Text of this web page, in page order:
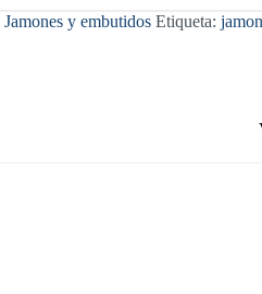
Jamones y embutidos Etiqueta: